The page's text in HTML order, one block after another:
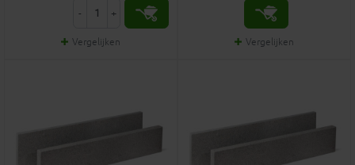
- +
Vergelijken Vergelijken